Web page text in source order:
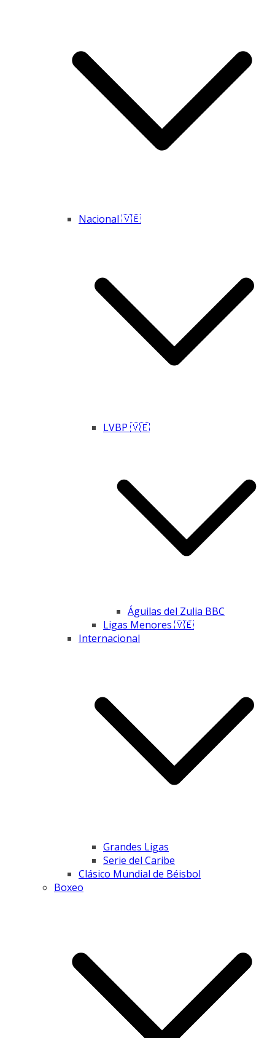
Nacional 🇻🇪
LVBP 🇻🇪
Águilas del Zulia BBC
Ligas Menores 🇻🇪
Internacional
Grandes Ligas
Serie del Caribe
Clásico Mundial de Béisbol
Boxeo